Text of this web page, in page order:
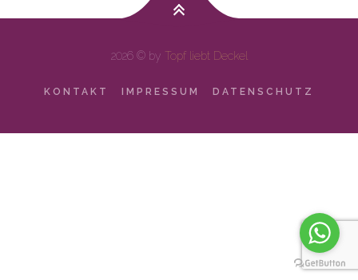
2026 © by Topf liebt Deckel
KONTAKT IMPRESSUM DATENSCHUTZ